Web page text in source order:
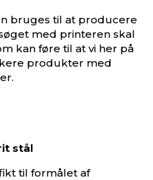
bruges til at producere
med printeren skal
kan føre til at vi her på
produkter med
stål
til formålet af